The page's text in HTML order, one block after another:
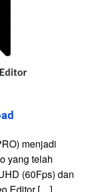
menjadi
yang telah
(60Fps) dan